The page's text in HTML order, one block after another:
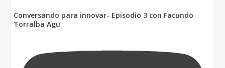
Conversando para innovar- Episodio 3 con Facundo
Torralba Agu